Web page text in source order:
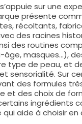
sur une
présente
récoltants,
des racines
des routines
masques…),
type de peau, et
sensorialité. Sur
des formules
et des choix de
ingrédients
aide à choisir en